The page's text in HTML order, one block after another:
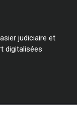
judiciaire et
digitalisées